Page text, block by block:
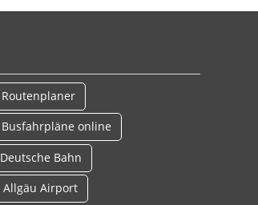
Routenplaner
Busfahrpläne online
Deutsche Bahn
Allgäu Airport